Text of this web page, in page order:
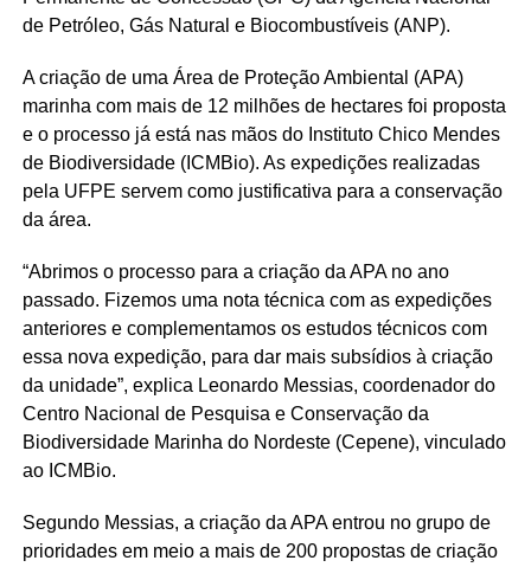
de Petróleo, Gás Natural e Biocombustíveis (ANP).
A criação de uma Área de Proteção Ambiental (APA)
marinha com mais de 12 milhões de hectares foi proposta
e o processo já está nas mãos do Instituto Chico Mendes
de Biodiversidade (ICMBio). As expedições realizadas
pela UFPE servem como justificativa para a conservação
da área.
“Abrimos o processo para a criação da APA no ano
passado. Fizemos uma nota técnica com as expedições
anteriores e complementamos os estudos técnicos com
essa nova expedição, para dar mais subsídios à criação
da unidade”, explica Leonardo Messias, coordenador do
Centro Nacional de Pesquisa e Conservação da
Biodiversidade Marinha do Nordeste (Cepene), vinculado
ao ICMBio.
Segundo Messias, a criação da APA entrou no grupo de
prioridades em meio a mais de 200 propostas de criação